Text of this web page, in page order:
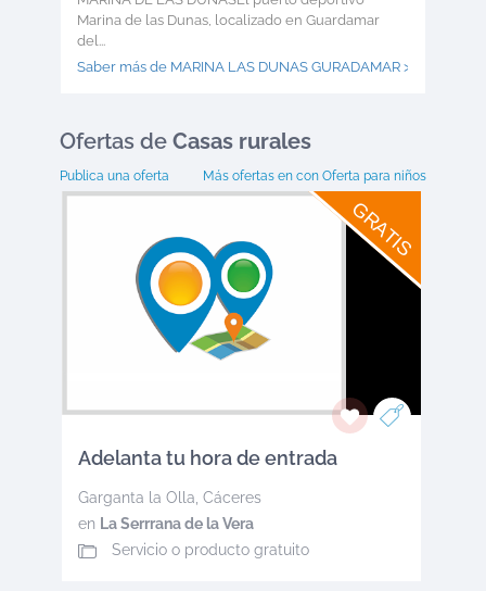
Marina de las Dunas, localizado en Guardamar
del...
Saber más de MARINA LAS DUNAS GURADAMAR >
Ofertas de Casas rurales
Publica una oferta Más ofertas en con Oferta para niños
GRATIS
Adelanta tu hora de entrada
Garganta la Olla, Cáceres
en La Serrrana de la Vera
Servicio o producto gratuito